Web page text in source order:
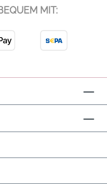
Qualität,
an der
der
MIT: